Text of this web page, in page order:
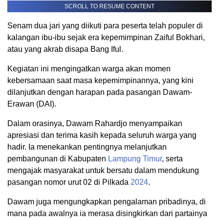
SCROLL TO RESUME CONTENT
Senam dua jari yang diikuti para peserta telah populer di
kalangan ibu-ibu sejak era kepemimpinan Zaiful Bokhari,
atau yang akrab disapa Bang Iful.
Kegiatan ini mengingatkan warga akan momen
kebersamaan saat masa kepemimpinannya, yang kini
dilanjutkan dengan harapan pada pasangan Dawam-
Erawan (DAI).
Dalam orasinya, Dawam Rahardjo menyampaikan
apresiasi dan terima kasih kepada seluruh warga yang
hadir. Ia menekankan pentingnya melanjutkan
pembangunan di Kabupaten Lampung Timur, serta
mengajak masyarakat untuk bersatu dalam mendukung
pasangan nomor urut 02 di Pilkada 2024.
Dawam juga mengungkapkan pengalaman pribadinya, di
mana pada awalnya ia merasa disingkirkan dari partainya